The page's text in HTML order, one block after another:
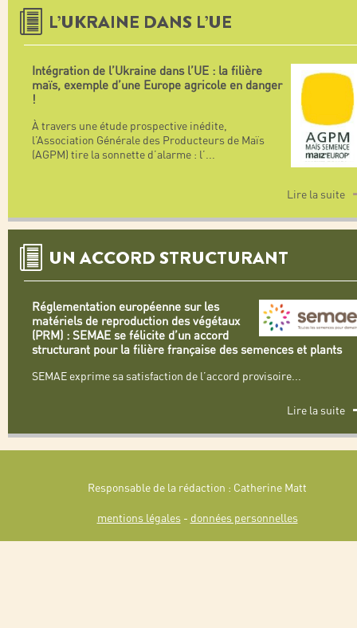
L’UKRAINE DANS L’UE
Intégration de l’Ukraine dans l’UE : la filière
maïs, exemple d’une Europe agricole en danger
!
À travers une étude prospective inédite,
l’Association Générale des Producteurs de Maïs
(AGPM) tire la sonnette d’alarme : l’...
Lire la suite
UN ACCORD STRUCTURANT
Réglementation européenne sur les
matériels de reproduction des végétaux
(PRM) : SEMAE se félicite d’un accord
structurant pour la filière française des semences et plants
SEMAE exprime sa satisfaction de l’accord provisoire...
Lire la suite
Responsable de la rédaction : Catherine Matt
mentions légales - données personnelles